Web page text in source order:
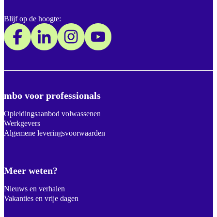
mbo voor professionals
Opleidingsaanbod volwassenen
Werkgevers
Algemene leveringsvoorwaarden
Meer weten?
Nieuws en verhalen
Vakanties en vrije dagen
Blijf op de hoogte: